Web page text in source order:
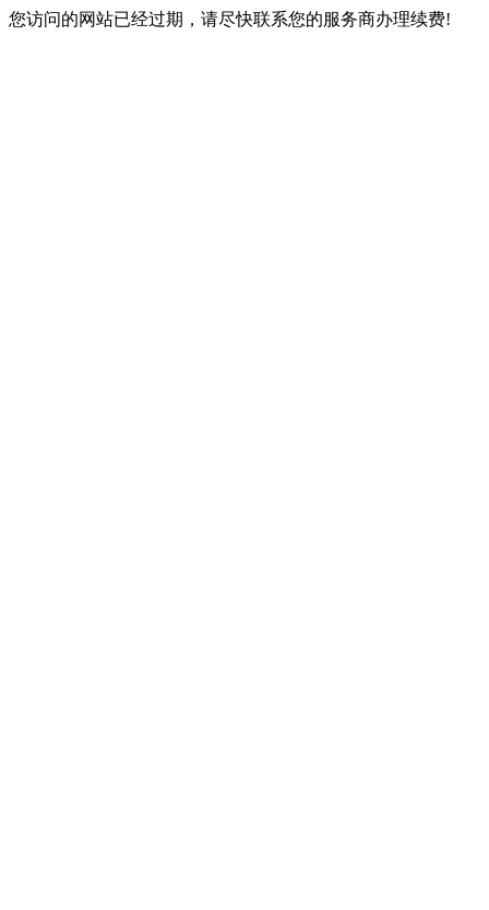
您访问的网站已经过期，请尽快联系您的服务商办理续费!